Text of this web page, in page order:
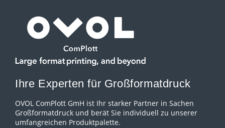
Ihre Experten für Großformatdruck
OVOL ComPlott GmH ist Ihr starker Partner in Sachen
Großformatdruck und berät Sie individuell zu unserer
umfangreichen Produktpalette.